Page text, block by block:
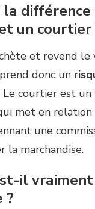
différence
un courtier
et revend le
donc un
Le courtier est
met en
une
la marchandise.
il vraiment
?